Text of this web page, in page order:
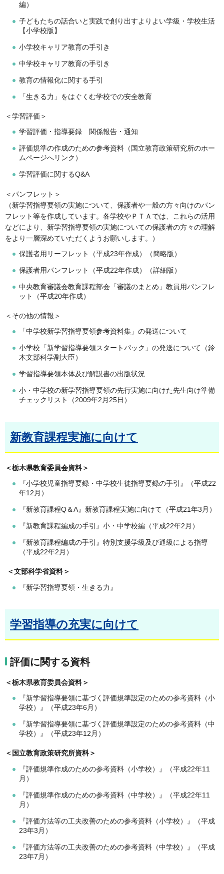
編）
子どもたちの話合いと実践で創り出すよりよい学級・学校生活
【小学校版】
小学校キャリア教育の手引き
中学校キャリア教育の手引き
教育の情報化に関する手引
「生きる力」をはぐくむ学校での安全教育
＜学習評価＞
学習評価・指導要録 関係報告・通知
評価規準の作成のための参考資料（国立教育政策研究所のホー
ムページへリンク）
学習評価に関するQ&A
＜パンフレット＞
（新学習指導要領の実施について、保護者や一般の方々向けのパン
フレット等を作成しています。各学校やＰＴＡでは、これらの活用
などにより、新学習指導要領の実施についての保護者の方々の理解
をより一層深めていただくようお願いします。）
保護者用リーフレット（平成23年作成）（簡略版）
保護者用パンフレット（平成22年作成）（詳細版）
中央教育審議会教育課程部会「審議のまとめ」教員用パンフレ
ット（平成20年作成）
＜その他の情報＞
「中学校新学習指導要領参考資料集」の発送について
小学校「新学習指導要領スタートパック」の発送について（鈴
木文部科学副大臣）
学習指導要領本体及び解説書の出版状況
小・中学校の新学習指導要領の先行実施に向けた先生向け準備
チェックリスト（2009年2月25日）
新教育課程実施に向けて
＜栃木県教育委員会資料＞
『小学校児童指導要録・中学校生徒指導要録の手引』（平成22
年12月）
『新教育課程Q＆A』新教育課程実施に向けて（平成21年3月）
『新教育課程編成の手引』小・中学校編（平成22年2月）
『新教育課程編成の手引』特別支援学級及び通級による指導
（平成22年2月）
＜文部科学省資料＞
『新学習指導要領・生きる力』
学習指導の充実に向けて
評価に関する資料
＜栃木県教育委員会資料＞
『新学習指導要領に基づく評価規準設定のための参考資料（小
学校）』（平成23年6月）
『新学習指導要領に基づく評価規準設定のための参考資料（中
学校）』（平成23年12月）
＜国立教育政策研究所資料＞
『評価規準作成のための参考資料（小学校）』（平成22年11
月）
『評価規準作成のための参考資料（中学校）』（平成22年11
月）
『評価方法等の工夫改善のための参考資料（小学校）』（平成
23年3月）
『評価方法等の工夫改善のための参考資料（中学校）』（平成
23年7月）